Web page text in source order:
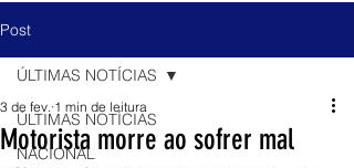
Post
ÚLTIMAS NOTÍCIAS
NACIONAL
ÚLTIMAS NOTÍCIAS
Motorista morre ao sofrer mal
3 de fev. 1 min de leitura